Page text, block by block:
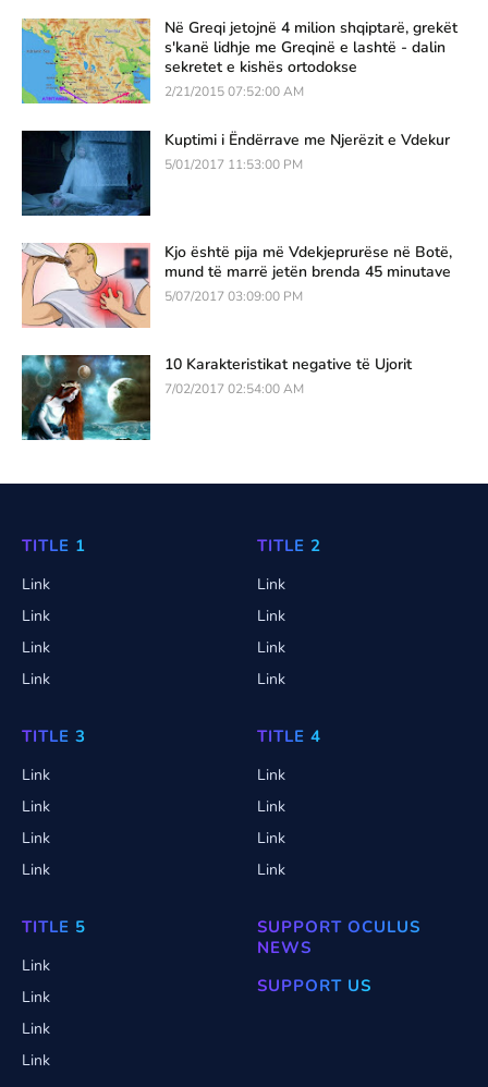
Në Greqi jetojnë 4 milion shqiptarë, grekët
s'kanë lidhje me Greqinë e lashtë - dalin
sekretet e kishës ortodokse
2/21/2015 07:52:00 AM
Kuptimi i Ëndërrave me Njerëzit e Vdekur
5/01/2017 11:53:00 PM
Kjo është pija më Vdekjeprurëse në Botë,
mund të marrë jetën brenda 45 minutave
5/07/2017 03:09:00 PM
10 Karakteristikat negative të Ujorit
7/02/2017 02:54:00 AM
TITLE 1
Link
Link
Link
Link
TITLE 2
Link
Link
Link
Link
TITLE 3
Link
Link
Link
Link
TITLE 4
Link
Link
Link
Link
TITLE 5
Link
Link
Link
Link
SUPPORT OCULUS
NEWS
SUPPORT US